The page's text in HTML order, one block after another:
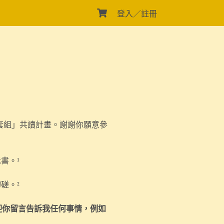
登入／註冊
組」共讀計畫。謝謝你願意參
。 ¹
。 ²
留言告訴我任何事情，例如